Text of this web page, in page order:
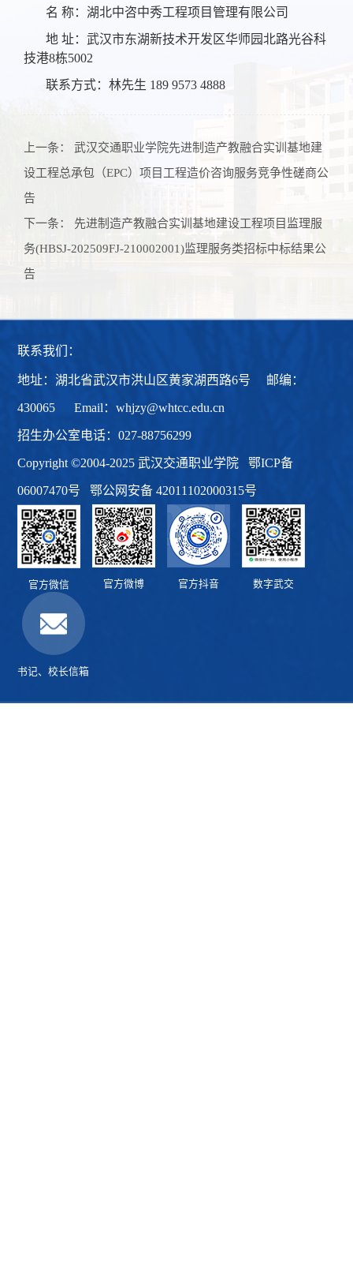
名 称：湖北中咨中秀工程项目管理有限公司
地 址：武汉市东湖新技术开发区华师园北路光谷科
技港8栋5002
联系方式：林先生 189 9573 4888
上一条：武汉交通职业学院先进制造产教融合实训基地建
设工程总承包（EPC）项目工程造价咨询服务竞争性磋商公
告
下一条： 先进制造产教融合实训基地建设工程项目监理服
务(HBSJ-202509FJ-210002001)监理服务类招标中标结果公
告
联系我们：
地址：湖北省武汉市洪山区黄家湖西路6号 邮编：
430065 Email：whjzy@whtcc.edu.cn
招生办公室电话：027-88756299
Copyright ©2004-2025 武汉交通职业学院鄂ICP备
06007470号 鄂公网安备 42011102000315号
官方微信 官方微博 官方抖音 数字武交
书记、校长信箱